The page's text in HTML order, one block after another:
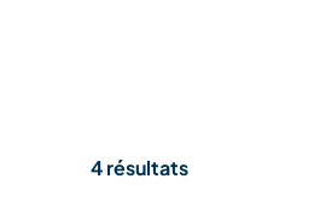
4 résultats